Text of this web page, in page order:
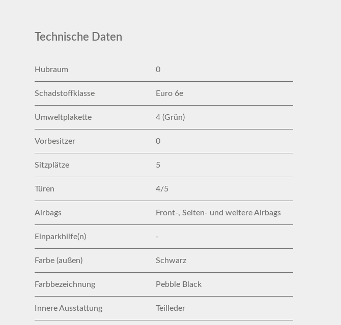
Technische Daten
Hubraum 0
Schadstoffklasse Euro 6e
Umweltplakette 4 (Grün)
Vorbesitzer 0
Sitzplätze 5
Türen 4/5
Airbags Front-, Seiten- und weitere Airbags
Einparkhilfe(n) -
Farbe (außen) Schwarz
Farbbezeichnung Pebble Black
Innere Ausstattung Teilleder